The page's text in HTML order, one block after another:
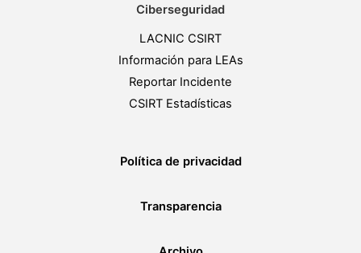
Ciberseguridad
LACNIC CSIRT
Información para LEAs
Reportar Incidente
CSIRT Estadísticas
Política de privacidad
Transparencia